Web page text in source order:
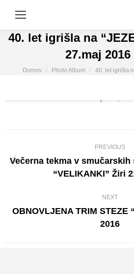
40. let igrišla na
27.maj 2016
You are here:
Domov Photo Album 40. let igrišla
navigation
PREVIOUS
album:
Večerna tekma v
“VELIKANKI” Žiri
NEXT
Next
album:
OBNOVLJENA TRIM STEZE
2016